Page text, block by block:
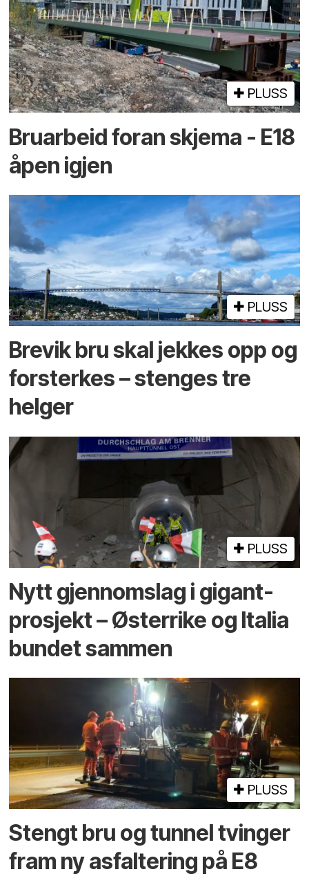
PLUSS
Bruarbeid foran skjema - E18
åpen igjen
PLUSS
Brevik bru skal jekkes opp og
forsterkes – stenges tre
helger
PLUSS
Nytt gjennomslag i gigant­
prosjekt – Østerrike og Italia
bundet sammen
PLUSS
Stengt bru og tunnel tvinger
fram ny asfaltering på E8